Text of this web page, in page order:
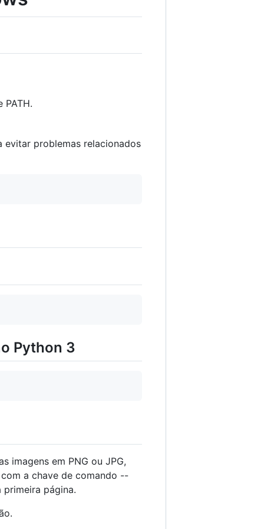
evitar problemas relacionados
Python 3
imagens em PNG ou JPG,
a chave de comando --
página.